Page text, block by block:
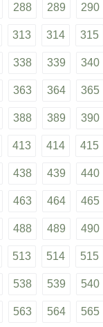
288 289 290
313 314 315
338 339 340
363 364 365
388 389 390
413 414 415
438 439 440
463 464 465
488 489 490
513 514 515
538 539 540
563 564 565